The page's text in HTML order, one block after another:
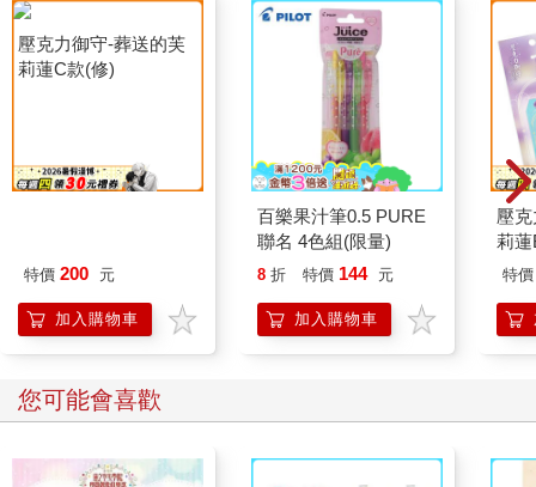
特價 200 元
加入購物車
百樂果汁筆0.5 PURE
聯名 4色組(限量)
8 折 特價 144 元
加入購物車
壓
莉
特價
您可能會喜歡